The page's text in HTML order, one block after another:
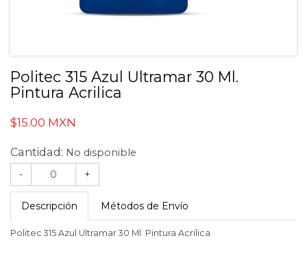
Politec 315 Azul Ultramar 30 Ml.
Pintura Acrilica
$15.00 MXN
Cantidad: No disponible
-
+
Descripción Métodos de Envío
Politec 315 Azul Ultramar 30 Ml. Pintura Acrilica